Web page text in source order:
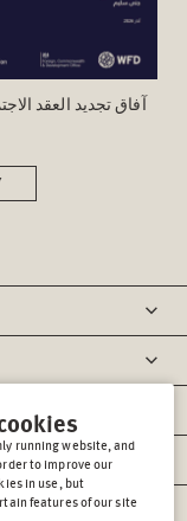
آفاق تجدید العقد
running website, and
to improve our
in use, but
features of our site